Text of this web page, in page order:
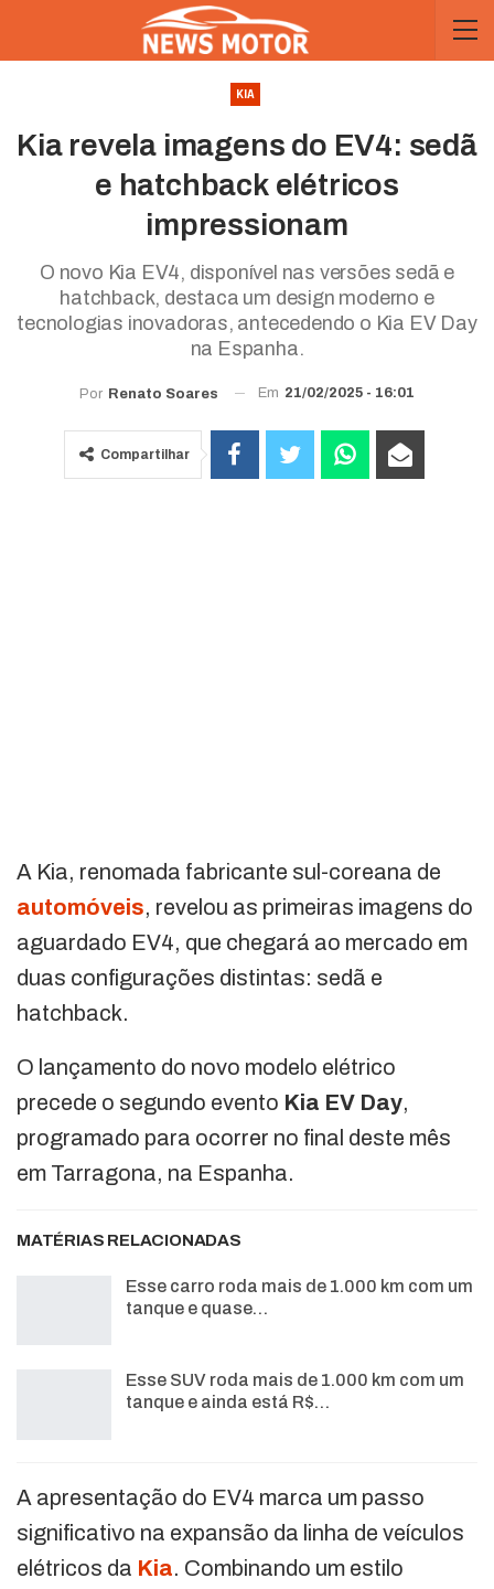
KIA
Kia revela imagens do EV4: sedã
e hatchback elétricos
impressionam
O novo Kia EV4, disponível nas versões sedã e
hatchback, destaca um design moderno e
tecnologias inovadoras, antecedendo o Kia EV Day
na Espanha.
Por Renato Soares Em 21/02/2025 - 16:01
Compartilhar
A Kia, renomada fabricante sul-coreana de
automóveis, revelou as primeiras imagens do
aguardado EV4, que chegará ao mercado em
duas configurações distintas: sedã e
hatchback.
O lançamento do novo modelo elétrico
precede o segundo evento Kia EV Day,
programado para ocorrer no final deste mês
em Tarragona, na Espanha.
MATÉRIAS RELACIONADAS
Esse carro roda mais de 1.000 km com um
tanque e quase…
Esse SUV roda mais de 1.000 km com um
tanque e ainda está R$…
A apresentação do EV4 marca um passo
significativo na expansão da linha de veículos
elétricos da Kia. Combinando um estilo